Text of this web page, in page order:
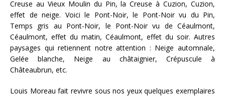
Creuse au Vieux Moulin du Pin, la Creuse à Cuzion, Cuzion,
effet de neige. Voici le Pont-Noir, le Pont-Noir vu du Pin,
Temps gris au Pont-Noir, le Pont-Noir vu de Céaulmont,
Céaulmont, effet du matin, Céaulmont, effet du soir. Autres
paysages qui retiennent notre attention : Neige automnale,
Gelée blanche, Neige au châtaignier, Crépuscule à
Châteaubrun, etc.
Louis Moreau fait revivre sous nos yeux quelques exemplaires